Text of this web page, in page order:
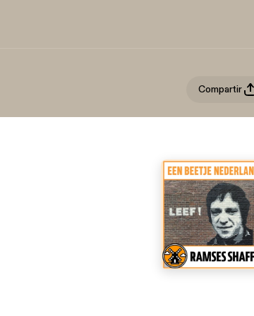
Compartir